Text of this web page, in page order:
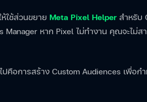
ใช้ส่วนขยาย Meta Pixel Helper สำหรับ
Manager หาก Pixel ไม่ทำงาน คุณจะไม่ส
คือการสร้าง Custom Audiences เพื่อก